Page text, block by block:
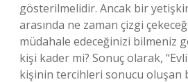
gösterilmelidir. Ancak bir
arasında ne zaman çizgi
müdahale edeceğinizi bilmeniz
kişi kader mi? Sonuç olarak,
kişinin tercihleri ​​sonucu oluşan